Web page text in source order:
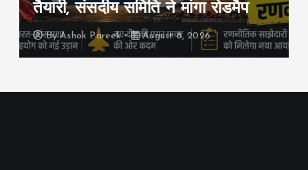
हमला माना जाएगा
ByAshok Pareek August 8, 2026